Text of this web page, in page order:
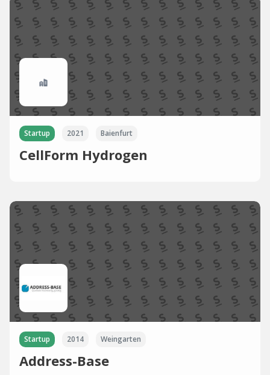
Startup 2021 Baienfurt
CellForm Hydrogen
Startup 2014 Weingarten
Address-Base